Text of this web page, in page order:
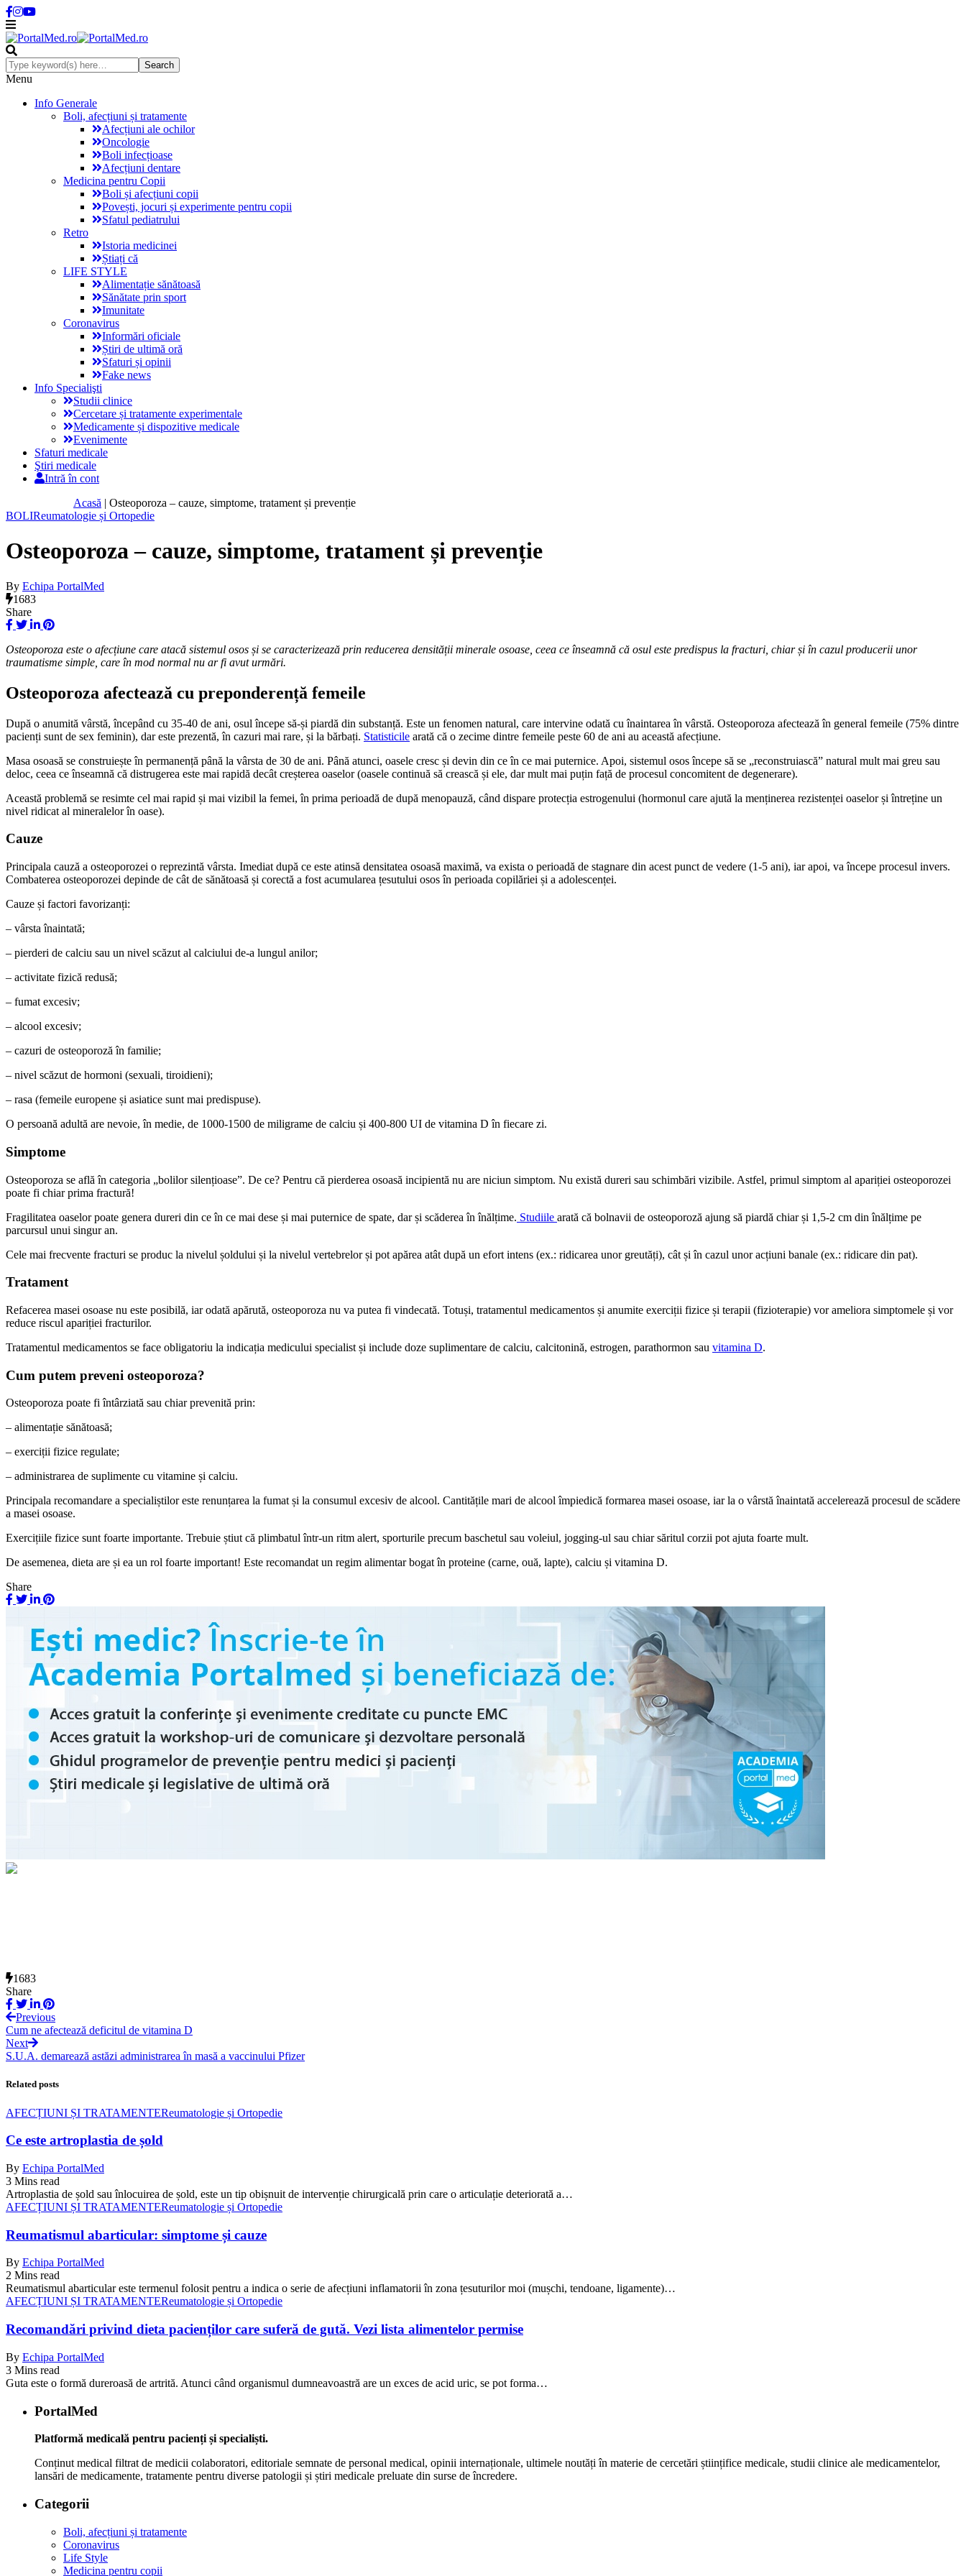
Menu
Info Generale
Boli, afecțiuni și tratamente
Afecțiuni ale ochilor
Oncologie
Boli infecțioase
Afecțiuni dentare
Medicina pentru Copii
Boli și afecțiuni copii
Povești, jocuri și experimente pentru copii
Sfatul pediatrului
Retro
Istoria medicinei
Știați că
LIFE STYLE
Alimentație sănătoasă
Sănătate prin sport
Imunitate
Coronavirus
Informări oficiale
Știri de ultimă oră
Sfaturi și opinii
Fake news
Info Specialişti
Studii clinice
Cercetare și tratamente experimentale
Medicamente și dispozitive medicale
Evenimente
Sfaturi medicale
Ştiri medicale
Intră în cont
Acasă | Osteoporoza – cauze, simptome, tratament și prevenție
BOLIReumatologie și Ortopedie
Osteoporoza – cauze, simptome, tratament și prevenție
By Echipa PortalMed
1683
Share
Osteoporoza este o afecțiune care atacă sistemul osos și se caracterizează prin reducerea densității minerale osoase, ceea ce înseamnă că osul este predispus la fracturi, chiar și în cazul producerii unor
traumatisme simple, care în mod normal nu ar fi avut urmări.
Osteoporoza afectează cu preponderență femeile
După o anumită vârstă, începând cu 35-40 de ani, osul începe să-și piardă din substanță. Este un fenomen natural, care intervine odată cu înaintarea în vârstă. Osteoporoza afectează în general femeile (75% dintre
pacienți sunt de sex feminin), dar este prezentă, în cazuri mai rare, și la bărbați. Statisticile arată că o zecime dintre femeile peste 60 de ani au această afecțiune.
Masa osoasă se construiește în permanență până la vârsta de 30 de ani. Până atunci, oasele cresc și devin din ce în ce mai puternice. Apoi, sistemul osos începe să se „reconstruiască” natural mult mai greu sau
deloc, ceea ce înseamnă că distrugerea este mai rapidă decât creșterea oaselor (oasele continuă să crească și ele, dar mult mai puțin față de procesul concomitent de degenerare).
Această problemă se resimte cel mai rapid și mai vizibil la femei, în prima perioadă de după menopauză, când dispare protecția estrogenului (hormonul care ajută la menținerea rezistenței oaselor și întreține un
nivel ridicat al mineralelor în oase).
Cauze
Principala cauză a osteoporozei o reprezintă vârsta. Imediat după ce este atinsă densitatea osoasă maximă, va exista o perioadă de stagnare din acest punct de vedere (1-5 ani), iar apoi, va începe procesul invers.
Combaterea osteoporozei depinde de cât de sănătoasă și corectă a fost acumularea țesutului osos în perioada copilăriei și a adolescenței.
Cauze și factori favorizanți:
– vârsta înaintată;
– pierderi de calciu sau un nivel scăzut al calciului de-a lungul anilor;
– activitate fizică redusă;
– fumat excesiv;
– alcool excesiv;
– cazuri de osteoporoză în familie;
– nivel scăzut de hormoni (sexuali, tiroidieni);
– rasa (femeile europene și asiatice sunt mai predispuse).
O persoană adultă are nevoie, în medie, de 1000-1500 de miligrame de calciu și 400-800 UI de vitamina D în fiecare zi.
Simptome
Osteoporoza se află în categoria „bolilor silențioase”. De ce? Pentru că pierderea osoasă incipientă nu are niciun simptom. Nu există dureri sau schimbări vizibile. Astfel, primul simptom al apariției osteoporozei
poate fi chiar prima fractură!
Fragilitatea oaselor poate genera dureri din ce în ce mai dese și mai puternice de spate, dar și scăderea în înălțime. Studiile arată că bolnavii de osteoporoză ajung să piardă chiar și 1,5-2 cm din înălțime pe
parcursul unui singur an.
Cele mai frecvente fracturi se produc la nivelul șoldului și la nivelul vertebrelor și pot apărea atât după un efort intens (ex.: ridicarea unor greutăți), cât și în cazul unor acțiuni banale (ex.: ridicare din pat).
Tratament
Refacerea masei osoase nu este posibilă, iar odată apărută, osteoporoza nu va putea fi vindecată. Totuși, tratamentul medicamentos și anumite exerciții fizice și terapii (fizioterapie) vor ameliora simptomele și vor
reduce riscul apariției fracturilor.
Tratamentul medicamentos se face obligatoriu la indicația medicului specialist și include doze suplimentare de calciu, calcitonină, estrogen, parathormon sau vitamina D.
Cum putem preveni osteoporoza?
Osteoporoza poate fi întârziată sau chiar prevenită prin:
– alimentație sănătoasă;
– exerciții fizice regulate;
– administrarea de suplimente cu vitamine și calciu.
Principala recomandare a specialiștilor este renunțarea la fumat și la consumul excesiv de alcool. Cantitățile mari de alcool împiedică formarea masei osoase, iar la o vârstă înaintată accelerează procesul de scădere
a masei osoase.
Exercițiile fizice sunt foarte importante. Trebuie știut că plimbatul într-un ritm alert, sporturile precum baschetul sau voleiul, jogging-ul sau chiar săritul corzii pot ajuta foarte mult.
De asemenea, dieta are și ea un rol foarte important! Este recomandat un regim alimentar bogat în proteine (carne, ouă, lapte), calciu și vitamina D.
Share
1683
Share
Previous
Cum ne afectează deficitul de vitamina D
Next
S.U.A. demarează astăzi administrarea în masă a vaccinului Pfizer
Related posts
AFECȚIUNI ȘI TRATAMENTEReumatologie și Ortopedie
Ce este artroplastia de șold
By Echipa PortalMed
3 Mins read
Artroplastia de șold sau înlocuirea de șold, este un tip obișnuit de intervenție chirurgicală prin care o articulație deteriorată a…
AFECȚIUNI ȘI TRATAMENTEReumatologie și Ortopedie
Reumatismul abarticular: simptome și cauze
By Echipa PortalMed
2 Mins read
Reumatismul abarticular este termenul folosit pentru a indica o serie de afecțiuni inflamatorii în zona țesuturilor moi (mușchi, tendoane, ligamente)…
AFECȚIUNI ȘI TRATAMENTEReumatologie și Ortopedie
Recomandări privind dieta pacienților care suferă de gută. Vezi lista alimentelor permise
By Echipa PortalMed
3 Mins read
Guta este o formă dureroasă de artrită. Atunci când organismul dumneavoastră are un exces de acid uric, se pot forma…
PortalMed
Platformă medicală pentru pacienți și specialiști.
Conținut medical filtrat de medicii colaboratori, editoriale semnate de personal medical, opinii internaționale, ultimele noutăți în materie de cercetări științifice medicale, studii clinice ale medicamentelor,
lansări de medicamente, tratamente pentru diverse patologii și știri medicale preluate din surse de încredere.
Categorii
Boli, afecțiuni și tratamente
Coronavirus
Life Style
Medicina pentru copii